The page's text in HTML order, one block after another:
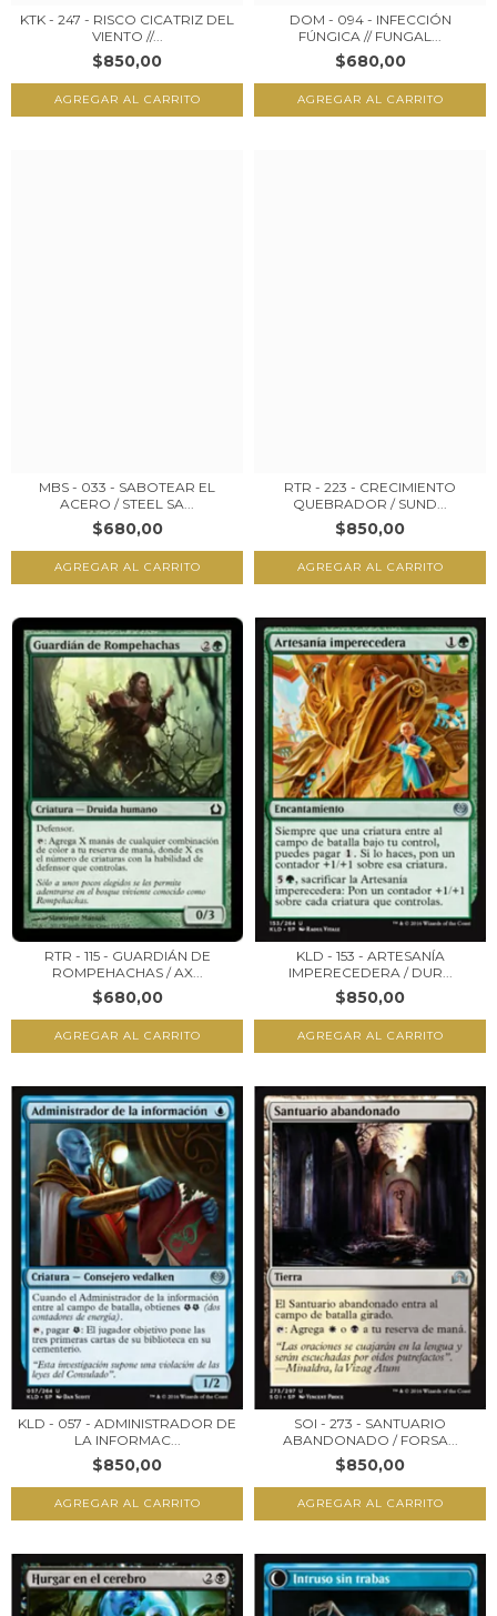
KTK - 247 - RISCO CICATRIZ DEL
VIENTO //...
$850,00
DOM - 094 - INFECCIÓN
FÚNGICA // FUNGAL...
$680,00
MBS - 033 - SABOTEAR EL
ACERO / STEEL SA...
$680,00
RTR - 223 - CRECIMIENTO
QUEBRADOR / SUND...
$850,00
RTR - 115 - GUARDIÁN DE
ROMPEHACHAS / AX...
$680,00
KLD - 153 - ARTESANÍA
IMPERECEDERA / DUR...
$850,00
KLD - 057 - ADMINISTRADOR DE
LA INFORMAC...
$850,00
SOI - 273 - SANTUARIO
ABANDONADO / FORSA...
$850,00